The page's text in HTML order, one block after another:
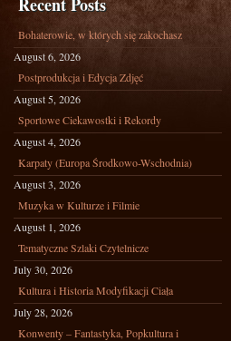
Bohaterowie, w których się zakochasz
August 6, 2026
Postprodukcja i Edycja Zdjęć
August 5, 2026
Sportowe Ciekawostki i Rekordy
August 4, 2026
Karpaty (Europa Środkowo-Wschodnia)
August 3, 2026
Muzyka w Kulturze i Filmie
August 1, 2026
Tematyczne Szlaki Czytelnicze
July 30, 2026
Kultura i Historia Modyfikacji Ciała
July 28, 2026
Konwenty – Fantastyka, Popkultura i